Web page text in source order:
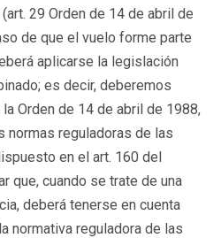
29 Orden de 14 de abril de
de que el vuelo forme parte
aplicarse la legislación
es decir, deberemos
Orden de 14 de abril de 1988,
normas reguladoras de las
en el art. 160 del
que, cuando se trate de una
deberá tenerse en cuenta
normativa reguladora de las